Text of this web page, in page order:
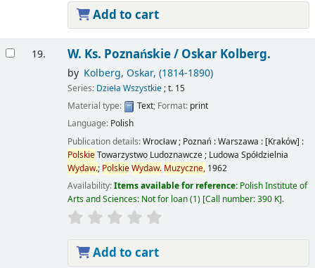
Add to cart
19. W. Ks. Poznańskie / Oskar Kolberg.
by Kolberg, Oskar, (1814-1890)
Series: Dzieła Wszystkie; t. 15
Material type:
Text; Format: print
Language: Polish
Publication details:Wrocław ; Poznań : Warszawa : [Kraków] :
PolskieTowarzystwo Ludoznawcze ; Ludowa Spółdzielnia
Wydaw.; PolskieWydaw. Muzyczne, 1962
Availability:Items available for reference: Polish Institute of
Arts and Sciences: Not for loan(1) Call number:390 K .
Add to cart